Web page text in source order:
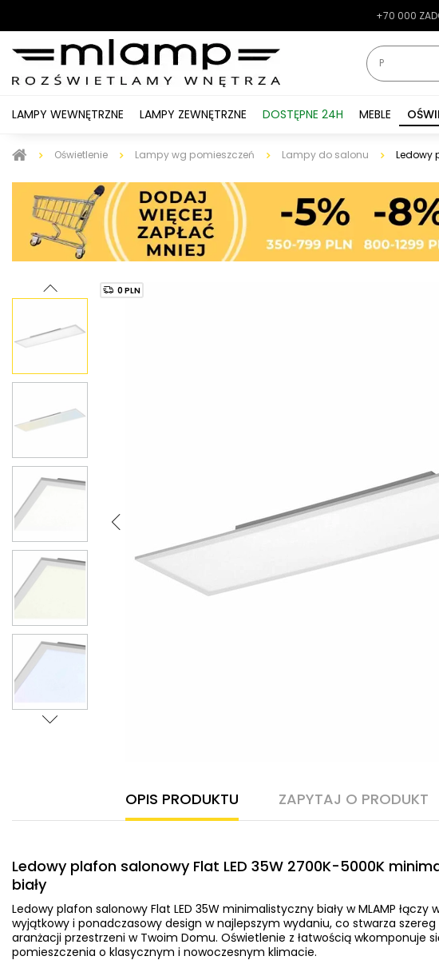
-7%
+70 000
LAMPY WEWNĘTRZNE LAMPY ZEWNĘTRZNE DOSTĘPNE 24H MEBLE
Oświetlenie Lampy wg pomieszczeń Lampy do salonu Ledowy
0 PLN
OPIS PRODUKTU ZAPYTAJ O PRODUKT
Ledowy plafon salonowy Flat LED 35W 2700K-5000K
biały
Ledowy plafon salonowy Flat LED 35W minimalistyczny biały w MLAMP łączy
wyjątkowy i ponadczasowy design w najlepszym wydaniu, co stwarza szereg
aranżacji przestrzeni w Twoim Domu. Oświetlenie z łatwością wkomponuje
pomieszczenia o klasycznym i nowoczesnym klimacie.